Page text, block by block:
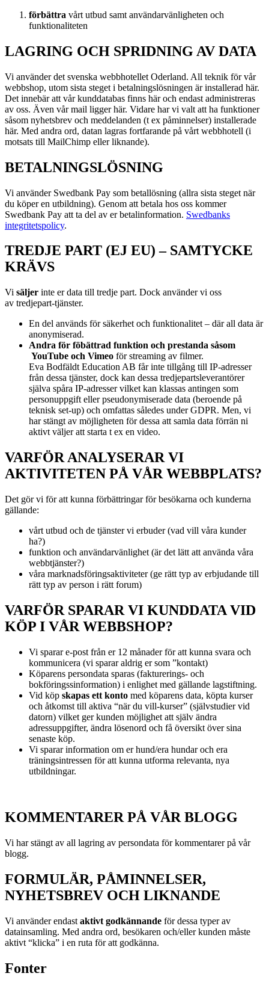
förbättra vårt utbud samt användarvänligheten och
funktionaliteten
LAGRING OCH SPRIDNING AV DATA
Vi använder det svenska webbhotellet Oderland. All teknik för vår
webbshop, utom sista steget i betalningslösningen är installerad här.
Det innebär att vår kunddatabas finns här och endast administreras
av oss. Även vår mail ligger här. Vidare har vi valt att ha funktioner
såsom nyhetsbrev och meddelanden (t ex påminnelser) installerade
här. Med andra ord, datan lagras fortfarande på vårt webbhotell (i
motsats till MailChimp eller liknande).
BETALNINGSLÖSNING
Vi använder Swedbank Pay som betallösning (allra sista steget när
du köper en utbildning). Genom att betala hos oss kommer
Swedbank Pay att ta del av er betalinformation. Swedbanks
integritetspolicy.
TREDJE PART (EJ EU) – SAMTYCKE
KRÄVS
Vi säljer inte er data till tredje part. Dock använder vi oss
av tredjepart-tjänster.
En del används för säkerhet och funktionalitet – där all data är
anonymiserad.
Andra för föbättrad funktion och prestanda såsom
YouTube och Vimeo för streaming av filmer.
Eva Bodfäldt Education AB får inte tillgång till IP-adresser
från dessa tjänster, dock kan dessa tredjepartsleverantörer
själva spåra IP-adresser vilket kan klassas antingen som
personuppgift eller pseudonymiserade data (beroende på
teknisk set-up) och omfattas således under GDPR. Men, vi
har stängt av möjligheten för dessa att samla data förrän ni
aktivt väljer att starta t ex en video.
VARFÖR ANALYSERAR VI
AKTIVITETEN PÅ VÅR WEBBPLATS?
Det gör vi för att kunna förbättringar för besökarna och kunderna
gällande:
vårt utbud och de tjänster vi erbuder (vad vill våra kunder
ha?)
funktion och användarvänlighet (är det lätt att använda våra
webbtjänster?)
våra marknadsföringsaktiviteter (ge rätt typ av erbjudande till
rätt typ av person i rätt forum)
VARFÖR SPARAR VI KUNDDATA VID
KÖP I VÅR WEBBSHOP?
Vi sparar e-post från er 12 månader för att kunna svara och
kommunicera (vi sparar aldrig er som ”kontakt)
Köparens persondata sparas (fakturerings- och
bokföringssinformation) i enlighet med gällande lagstiftning.
Vid köp skapas ett konto med köparens data, köpta kurser
och åtkomst till aktiva “när du vill-kurser” (självstudier vid
datorn) vilket ger kunden möjlighet att själv ändra
adressuppgifter, ändra lösenord och få översikt över sina
senaste köp.
Vi sparar information om er hund/era hundar och era
träningsintressen för att kunna utforma relevanta, nya
utbildningar.
KOMMENTARER PÅ VÅR BLOGG
Vi har stängt av all lagring av persondata för kommentarer på vår
blogg.
FORMULÄR, PÅMINNELSER,
NYHETSBREV OCH LIKNANDE
Vi använder endast aktivt godkännande för dessa typer av
datainsamling. Med andra ord, besökaren och/eller kunden måste
aktivt “klicka” i en ruta för att godkänna.
Fonter